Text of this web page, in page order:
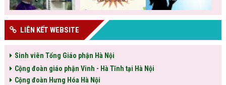
LIÊN KẾT WEBSITE
Sinh viên Tổng Giáo phận Hà Nội
Cộng đoàn giáo phận Vinh - Hà Tĩnh tại Hà Nội
Cộng đoàn Hưng Hóa Hà Nội